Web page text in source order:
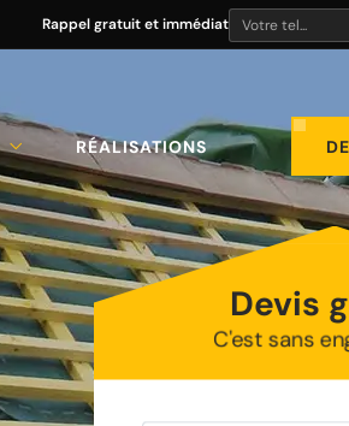
Rappel gratuit et immédiat
RÉALISATIONS
Devis
C'est sans